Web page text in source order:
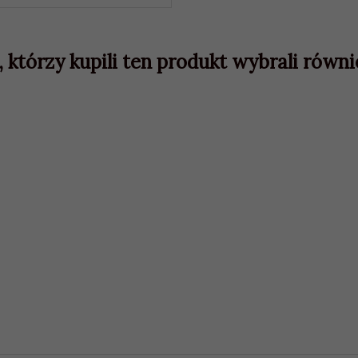
którzy kupili ten produkt wybrali